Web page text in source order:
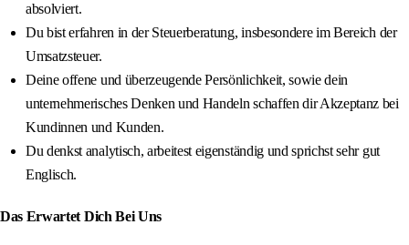
absolviert.
Du bist erfahren in der Steuerberatung, insbesondere im Bereich der
Umsatzsteuer.
Deine offene und überzeugende Persönlichkeit, sowie dein
unternehmerisches Denken und Handeln schaffen dir Akzeptanz bei
Kundinnen und Kunden.
Du denkst analytisch, arbeitest eigenständig und sprichst sehr gut
Englisch.
Das Erwartet Dich Bei Uns